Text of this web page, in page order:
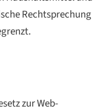
Rechtsprechung
zur Web-